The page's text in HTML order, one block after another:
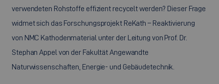
verwendeten Rohstoffe effizient recycelt werden? Dieser Frage
widmet sich das Forschungsprojekt ReKath – Reaktivierung
von NMC Kathodenmaterial unter der Leitung von Prof. Dr.
Stephan Appel von der Fakultät Angewandte
Naturwissenschaften, Energie- und Gebäudetechnik.